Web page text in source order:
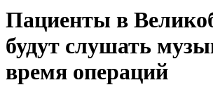
Пациенты в
будут слушать
время операций